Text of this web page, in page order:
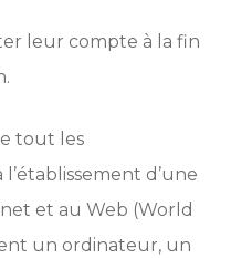
leur compte à la fin
tout les
d’une
et au Web (World
un ordinateur, un